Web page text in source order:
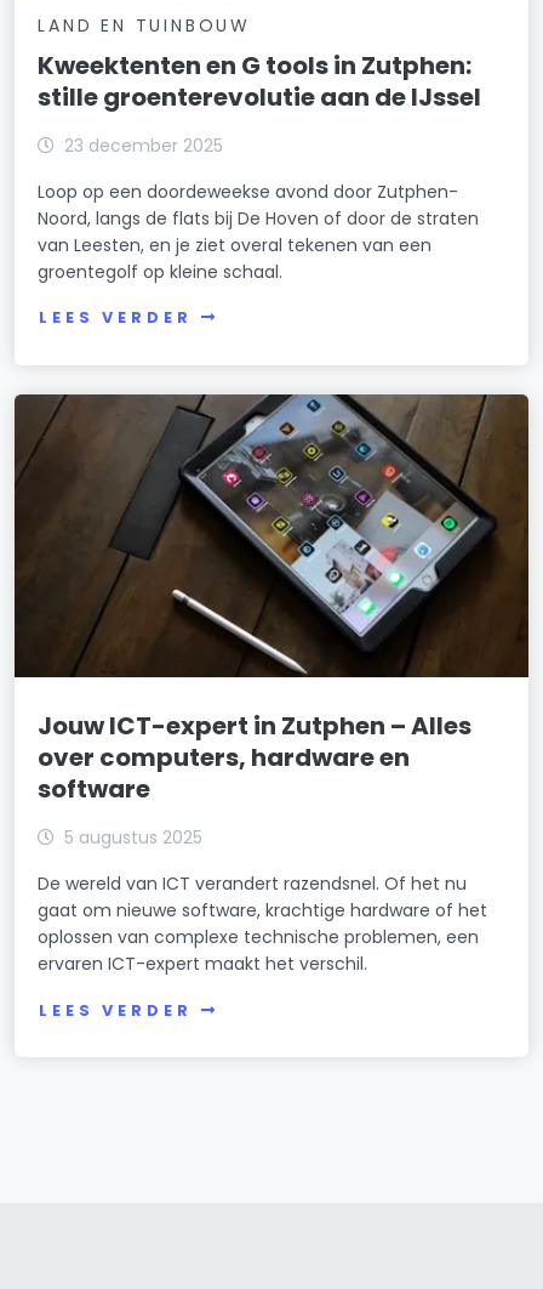
LAND EN TUINBOUW
Kweektenten en G tools in Zutphen:
stille groenterevolutie aan de IJssel
23 december 2025
Loop op een doordeweekse avond door Zutphen-
Noord, langs de flats bij De Hoven of door de straten
van Leesten, en je ziet overal tekenen van een
groentegolf op kleine schaal.
LEES VERDER
Jouw ICT-expert in Zutphen – Alles
over computers, hardware en
software
5 augustus 2025
De wereld van ICT verandert razendsnel. Of het nu
gaat om nieuwe software, krachtige hardware of het
oplossen van complexe technische problemen, een
ervaren ICT-expert maakt het verschil.
LEES VERDER